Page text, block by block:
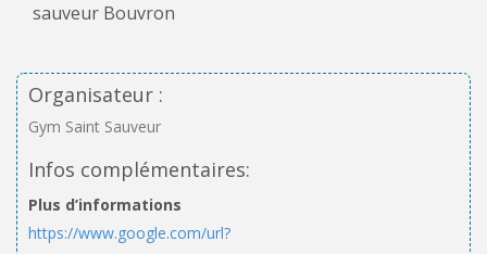
sauveur Bouvron
Organisateur :
Gym Saint Sauveur
Infos complémentaires:
Plus d’informations
https://www.google.com/url?